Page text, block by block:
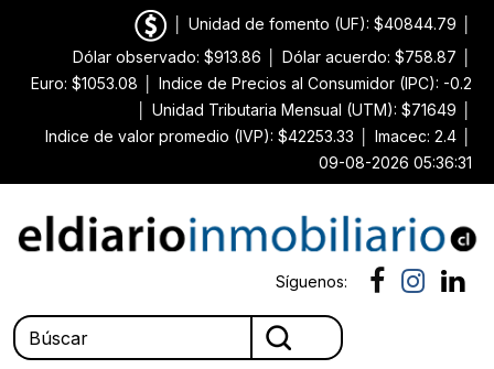
Unidad de fomento (UF): $40844.79
Dólar observado: $913.86
Dólar acuerdo: $758.87
Euro: $1053.08
Indice de Precios al Consumidor (IPC): -0.2
Unidad Tributaria Mensual (UTM): $71649
Indice de valor promedio (IVP): $42253.33
Imacec: 2.4
09-08-2026 05:36:31
Síguenos: